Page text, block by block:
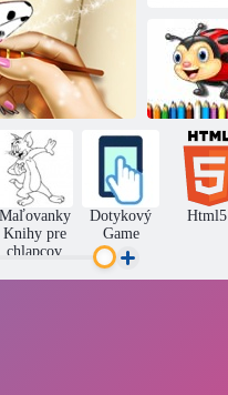
Maľovanky
Knihy pre
chlapcov
Dotykový
Game
Html5